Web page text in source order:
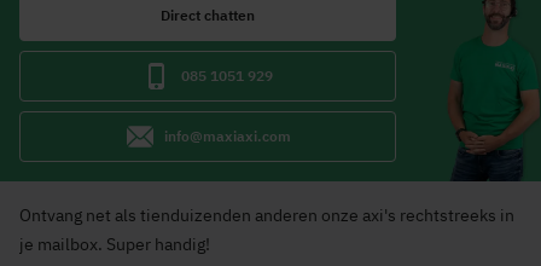
Direct chatten
085 1051 929
info@maxiaxi.com
Ontvang net als tienduizenden anderen onze axi's rechtstreeks in
je mailbox. Super handig!